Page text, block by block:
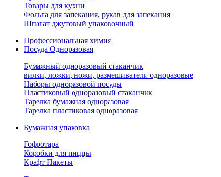
Товары для кухни
Фольга для запекания, рукав для запекания
Шпагат джутовый упаковочный
Профессиональная химия
Посуда Одноразовая
Бумажный одноразовый стаканчик
вилки, ложки, ножи, размешиватели одноразовые
Наборы одноразовой посуды
Пластиковый одноразовый стаканчик
Тарелка бумажная одноразовая
Тарелка пластиковая одноразовая
Бумажная упаковка
Гофротара
Коробки для пиццы
Крафт Пакеты